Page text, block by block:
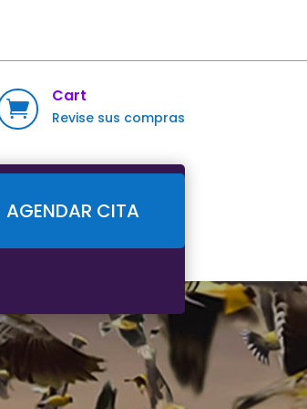

Cart
Revise sus compras
AGENDAR CITA